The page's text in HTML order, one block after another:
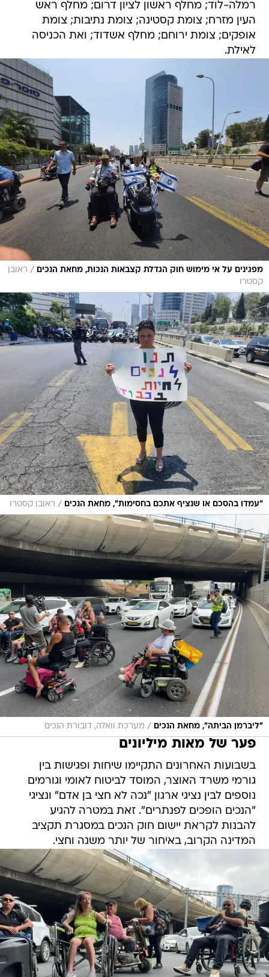
רמלה-לוד; מחלף ראשון לציון דרום; מחלף ראש
העין מזרח; צומת קסטינה; צומת נתיבות; צומת
אופקים; צומת ירוחם; מחלף אשדוד; ואת הכניסה
לאילת.
מפגינים על אי מימוש חוק הגדלת קצבאות הנכות, מחאת הנכים / ראובן
קסטרו
"עמדו בהסכם או שנציף אתכם בחסימות", מחאת הנכים / ראובן קסטרו
"ליברמן הביתה", מחאת הנכים / מערכת וואלה, דובורת הנכים
פער של מאות מיליונים
בשבועות האחרונים התקיימו שיחות ופגישות בין
גורמי משרד האוצר, המוסד לביטוח לאומי וגורמים
נוספים לבין נציגי ארגון "נכה לא חצי בן אדם" ונציגי
"הנכים הופכים לפנתרים". זאת במטרה להגיע
להבנות לקראת יישום חוק הנכים במסגרת תקציב
המדינה הקרוב, באיחור של יותר משנה וחצי.